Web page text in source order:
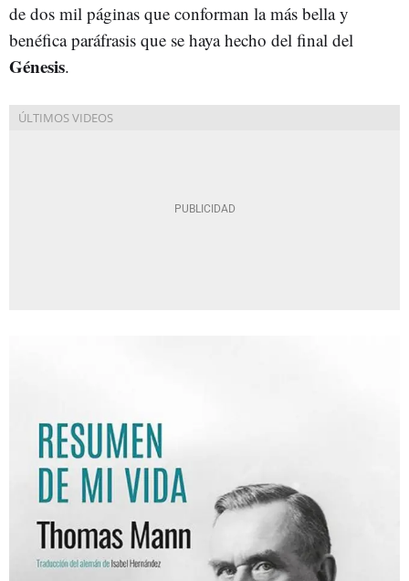
de dos mil páginas que conforman la más bella y
benéfica paráfrasis que se haya hecho del final del
Génesis.